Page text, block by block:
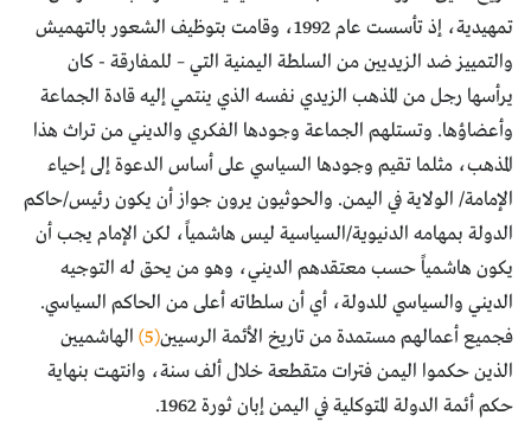
تمهيدية، إذ تأسست عام 1992، وقامت بتوظيف الشعور بالتهميش
والتمييز ضد الزيديين من السلطة اليمنية التي – للمفارقة - كان
يرأسها رجل من المذهب الزيدي نفسه الذي ينتمي إليه قادة الجماعة
وأعضاؤها. وتستلهم الجماعة وجودها الفكري والديني من تراث هذا
المذهب، مثلما تقيم وجودها السياسي على أساس الدعوة إلى إحياء
الإمامة/ الولاية في اليمن. والحوثيون يرون جواز أن يكون رئيس/حاكم
الدولة بمهامه الدنيوية/السياسية ليس هاشمياً، لكن الإمام يجب أن
يكون هاشمياً حسب معتقدهم الديني، وهو من يحق له التوجيه
الديني والسياسي للدولة، أي أن سلطاته أعلى من الحاكم السياسي.
فجميع أعمالهم مستمدة من تاريخ الأئمة الرسيين(5)
الهاشميين
الذين حكموا اليمن فترات متقطعة خلال ألف سنة، وانتهت بنهاية
حكم أئمة الدولة المتوكلية في اليمن إبان ثورة 1962.